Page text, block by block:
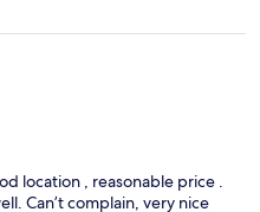
location , reasonable price .
Can’t complain, very nice